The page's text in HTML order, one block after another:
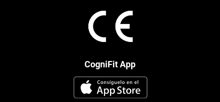
Escribe un comentario
Preguntas